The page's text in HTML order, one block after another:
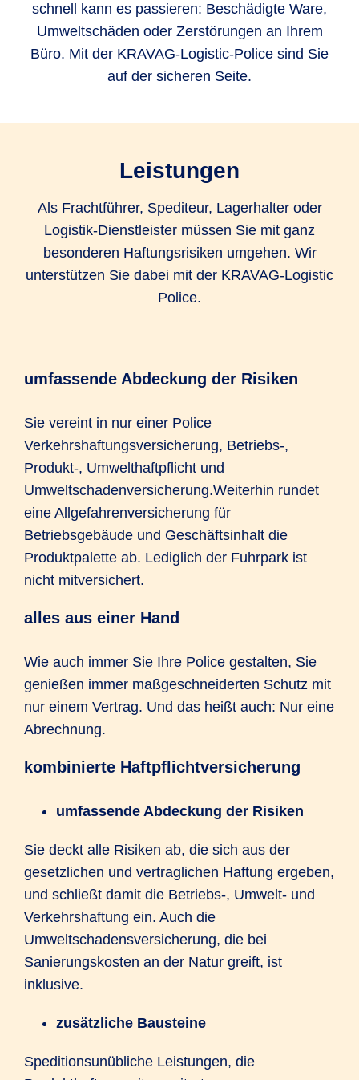
schnell kann es passieren: Beschädigte Ware,
Umweltschäden oder Zerstörungen an Ihrem
Büro. Mit der KRAVAG-Logistic-Police sind Sie
auf der sicheren Seite.
Leistungen
Als Frachtführer, Spediteur, Lagerhalter oder
Logistik-Dienstleister müssen Sie mit ganz
besonderen Haftungsrisiken umgehen. Wir
unterstützen Sie dabei mit der KRAVAG-Logistic
Police.
umfassende Abdeckung der Risiken
Sie vereint in nur einer Police
Verkehrshaftungsversicherung, Betriebs-,
Produkt-, Umwelthaftpflicht und
Umweltschadenversicherung.Weiterhin rundet
eine Allgefahrenversicherung für
Betriebsgebäude und Geschäftsinhalt die
Produktpalette ab. Lediglich der Fuhrpark ist
nicht mitversichert.
alles aus einer Hand
Wie auch immer Sie Ihre Police gestalten, Sie
genießen immer maßgeschneiderten Schutz mit
nur einem Vertrag. Und das heißt auch: Nur eine
Abrechnung.
kombinierte Haftpflichtversicherung
umfassende Abdeckung der Risiken
Sie deckt alle Risiken ab, die sich aus der
gesetzlichen und vertraglichen Haftung ergeben,
und schließt damit die Betriebs-, Umwelt- und
Verkehrshaftung ein. Auch die
Umweltschadensversicherung, die bei
Sanierungskosten an der Natur greift, ist
inklusive.
zusätzliche Bausteine
Speditionsunübliche Leistungen, die